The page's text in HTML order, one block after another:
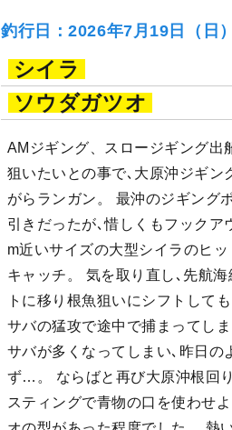
釣行日：2026年7月19日（日
シイラ
ソウダガツオ
AMジギング、スロージギング出
狙いたいとの事で､大原沖ジギン
がらランガン。 最沖のジギング
引きだったが､惜しくもフック
m近いサイズの大型シイラのヒ
キャッチ。 気を取り直し､先航
トに移り根魚狙いにシフトして
サバの猛攻で途中で捕まってし
サバが多くなってしまい､昨日の
ず…。 ならばと再び大原沖根回
スティングで青物の口を使わせ